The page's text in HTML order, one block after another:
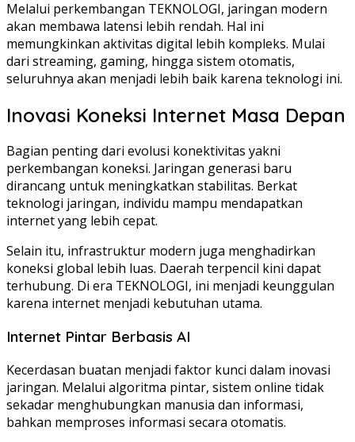
Melalui perkembangan TEKNOLOGI, jaringan modern
akan membawa latensi lebih rendah. Hal ini
memungkinkan aktivitas digital lebih kompleks. Mulai
dari streaming, gaming, hingga sistem otomatis,
seluruhnya akan menjadi lebih baik karena teknologi ini.
Inovasi Koneksi Internet Masa Depan
Bagian penting dari evolusi konektivitas yakni
perkembangan koneksi. Jaringan generasi baru
dirancang untuk meningkatkan stabilitas. Berkat
teknologi jaringan, individu mampu mendapatkan
internet yang lebih cepat.
Selain itu, infrastruktur modern juga menghadirkan
koneksi global lebih luas. Daerah terpencil kini dapat
terhubung. Di era TEKNOLOGI, ini menjadi keunggulan
karena internet menjadi kebutuhan utama.
Internet Pintar Berbasis AI
Kecerdasan buatan menjadi faktor kunci dalam inovasi
jaringan. Melalui algoritma pintar, sistem online tidak
sekadar menghubungkan manusia dan informasi,
bahkan memproses informasi secara otomatis.